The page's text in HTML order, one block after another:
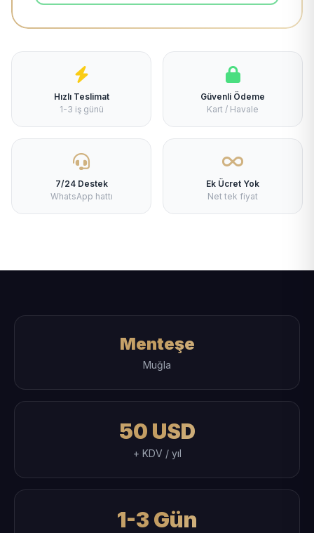
Hızlı Teslimat
1-3 iş günü
Güvenli Ödeme
Kart / Havale
7/24 Destek
WhatsApp hattı
Ek Ücret Yok
Net tek fiyat
Menteşe
Muğla
50 USD
+ KDV / yıl
1-3 Gün